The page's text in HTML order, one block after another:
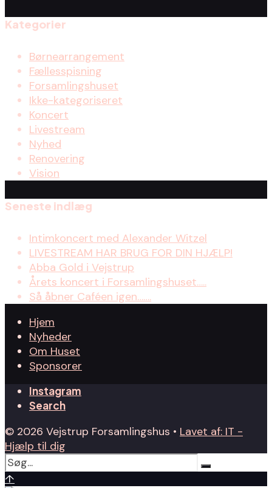
Kategorier
Børnearrangement
Fællesspisning
Forsamlingshuset
Ikke-kategoriseret
Koncert
Livestream
Nyhed
Renovering
Vision
Seneste indlæg
Intimkoncert med Alexander Witzel
LIVESTREAM HAR BRUG FOR DIN HJÆLP!
Abba Gold i Vejstrup
Årets koncert i Forsamlingshuset…..
Så åbner Caféen igen…….
Hjem
Nyheder
Om Huset
Sponsorer
Instagram
Search
© 2026 Vejstrup Forsamlingshus • Lavet af: IT -
Hjælp til dig
↑